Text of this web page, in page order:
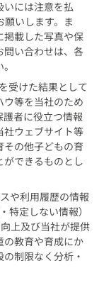
いには注意を払
願いします。ま
掲載した写真や保
問い合わせは、各
受けた結果として
ウ等を当社のため
者に役立つ情報
社ウェブサイト等
その他子どもの育
ができるものとし
や利用履歴の情報
特定しない情報）
上及び当社が提供
の教育や育成にか
制限なく分析・